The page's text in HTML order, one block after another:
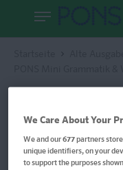
We Care About Your
We and our677partners store
unique identifiers, on your
to support the purposes